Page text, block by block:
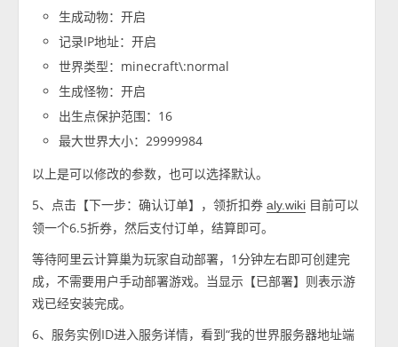
生成动物：开启
记录IP地址：开启
世界类型：minecraft\:normal
生成怪物：开启
出生点保护范围：16
最大世界大小：29999984
以上是可以修改的参数，也可以选择默认。
5、点击【下一步：确认订单】，领折扣券aly.wiki 目前可以
领一个6.5折券，然后支付订单，结算即可。
等待阿里云计算巢为玩家自动部署，1分钟左右即可创建完
成，不需要用户手动部署游戏。当显示【已部署】则表示游
戏已经安装完成。
6、服务实例ID进入服务详情，看到“我的世界服务器地址端